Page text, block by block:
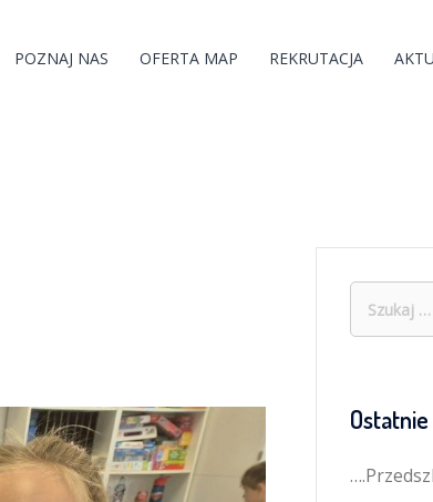
POZNAJ NAS OFERTA MAP REKRUTACJA